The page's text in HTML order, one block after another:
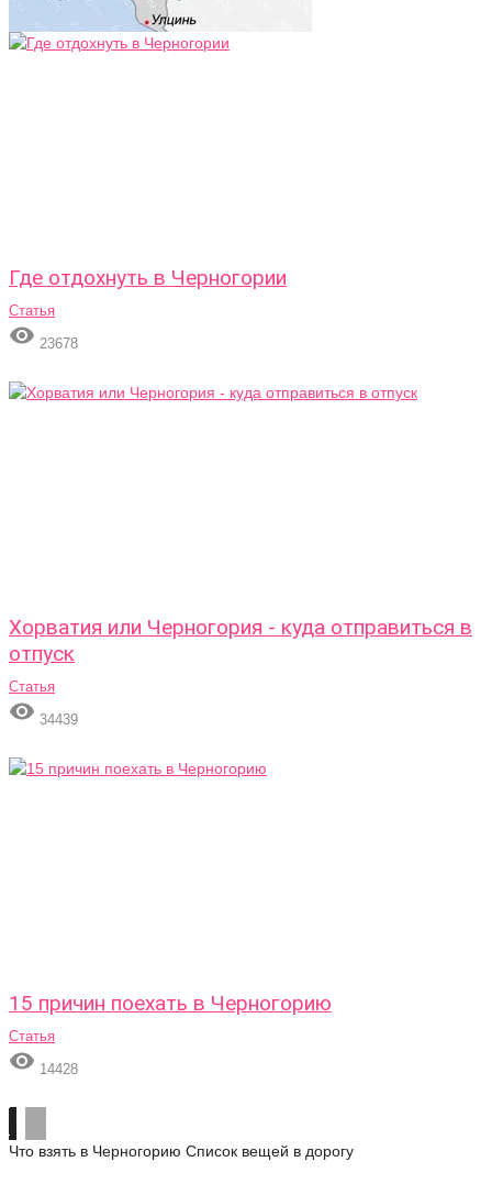
Где отдохнуть в Черногории
Статья
 23678
Хорватия или Черногория - куда отправиться в
отпуск
Статья
 34439
15 причин поехать в Черногорию
Статья
 14428
Что взять в Черногорию Список вещей в дорогу